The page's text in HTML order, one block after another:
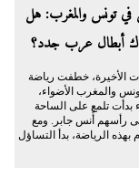
في تونس والمغرب: هل
أبطال عرب جدد؟
الأخيرة، خطفت رياضة
والمغرب الأضواء،
بدأت تلمع على الساحة
رأسهم أُنس جابر. ومع
بهذه الرياضة، بدأ التساؤل